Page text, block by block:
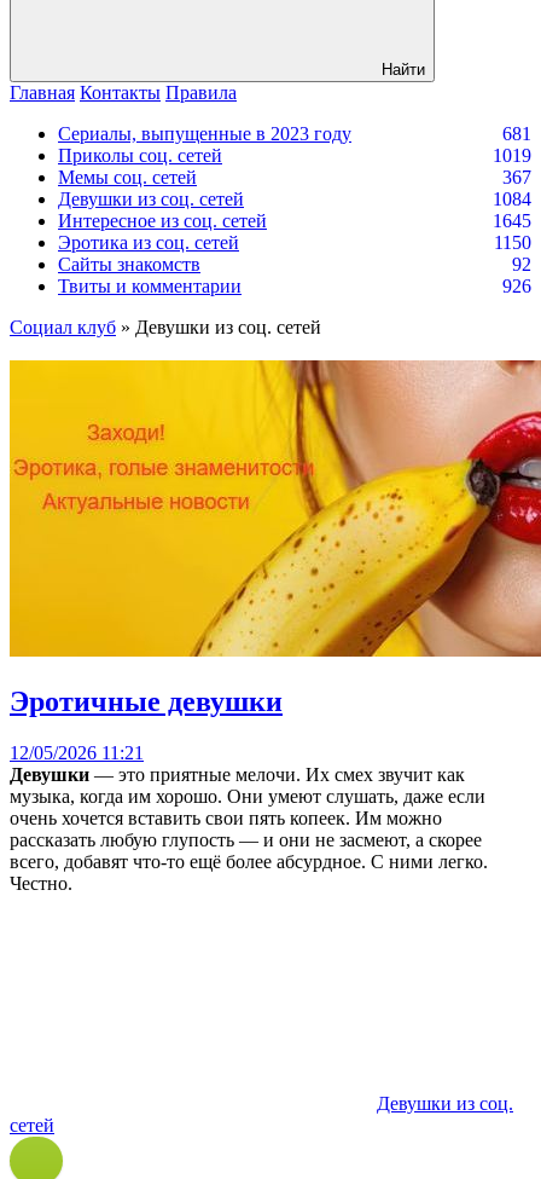
Найти
Главная Контакты Правила
Сериалы, выпущенные в 2023 году
681
Приколы соц. сетей
1019
Мемы соц. сетей
367
Девушки из соц. сетей
1084
Интересное из соц. сетей
1645
Эротика из соц. сетей
1150
Сайты знакомств
92
Твиты и комментарии
926
Социал клуб » Девушки из соц. сетей
Эротичные девушки
12/05/2026 11:21
Девушки — это приятные мелочи. Их смех звучит как
музыка, когда им хорошо. Они умеют слушать, даже если
очень хочется вставить свои пять копеек. Им можно
рассказать любую глупость — и они не засмеют, а скорее
всего, добавят что-то ещё более абсурдное. С ними легко.
Честно.
Девушки из соц.
сетей